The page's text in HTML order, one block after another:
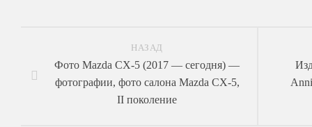
НАЗАД
Фото Mazda CX-5 (2017 — сегодня) —
фотографии, фото салона Mazda CX-5,
II поколение